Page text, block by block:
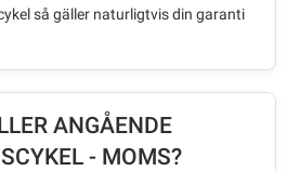
så gäller naturligtvis din garanti
ANGÅENDE
- MOMS?